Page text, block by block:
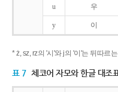
u 우
y 이
* ż, sz, rz의 '시'와 j의 '이'는 뒤따르
표 7 체코어 자모와 한글 대조